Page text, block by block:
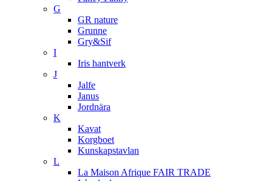
G
GR nature
Grunne
Gry&Sif
I
Iris hantverk
J
Jalfe
Janus
Jordnära
K
Kavat
Korgboet
Kunskapstavlan
L
La Maison Afrique FAIR TRADE